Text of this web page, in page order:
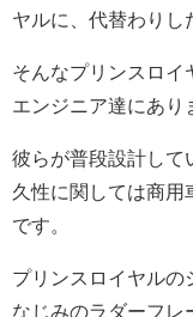
ヤルに、代替わりし
そんなプリンスロ
エンジニア達にあり
彼らが普段設計して
久性に関しては商
です。
プリンスロイヤルの
なじみのラダーフレ